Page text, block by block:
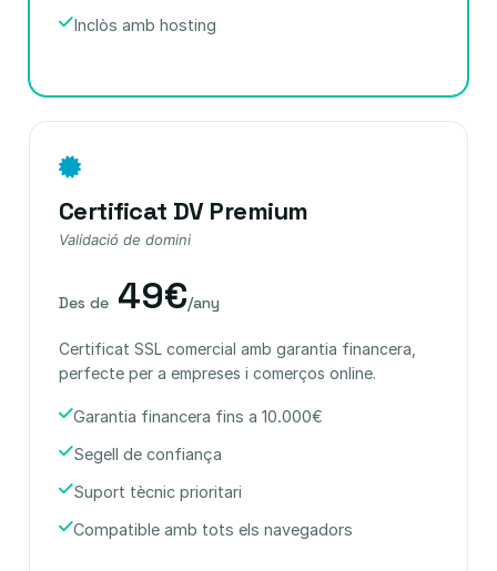
Inclòs amb hosting
Certificat DV Premium
Validació de domini
Des de 49€/any
Certificat SSL comercial amb garantia financera,
perfecte per a empreses i comerços online.
Garantia financera fins a 10.000€
Segell de confiança
Suport tècnic prioritari
Compatible amb tots els navegadors